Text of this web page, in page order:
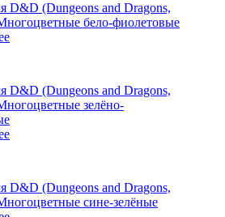
D&D (Dungeons and Dragons,
бело-фиолетовые
D&D (Dungeons and Dragons,
зелёно-
D&D (Dungeons and Dragons,
сине-зелёные